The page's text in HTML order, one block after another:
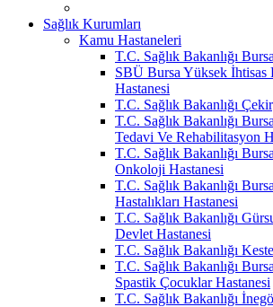
Sağlık Kurumları
Kamu Hastaneleri
T.C. Sağlık Bakanlığı
SBÜ Bursa Yüksek İhtisas
Hastanesi
T.C. Sağlık Bakanlığı
T.C. Sağlık Bakanlığı
Tedavi Ve Rehabilitasyon
T.C. Sağlık Bakanlığı
Onkoloji Hastanesi
T.C. Sağlık Bakanlığı
Hastalıkları Hastanesi
T.C. Sağlık Bakanlığı
Devlet Hastanesi
T.C. Sağlık Bakanlığı
T.C. Sağlık Bakanlığı
Spastik Çocuklar Hastanesi
T.C. Sağlık Bakanlığı